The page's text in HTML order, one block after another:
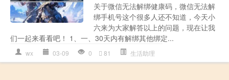
关于微信无法解绑健康码，微信无法解
绑手机号这个很多人还不知道，今天小
六来为大家解答以上的问题，现在让我
们一起来看看吧！ 1、一、30天内有解绑其他绑定...
wx 03-09 0 81 生活助理